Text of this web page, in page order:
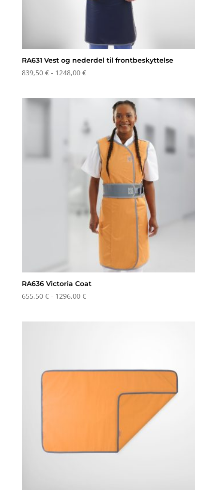
RA631 Vest og nederdel til frontbeskyttelse
839,50 € - 1248,00 €Prisinterval:
1248,00 €
RA636 Victoria Coat
655,50 € - 1296,00 €Prisinterval: